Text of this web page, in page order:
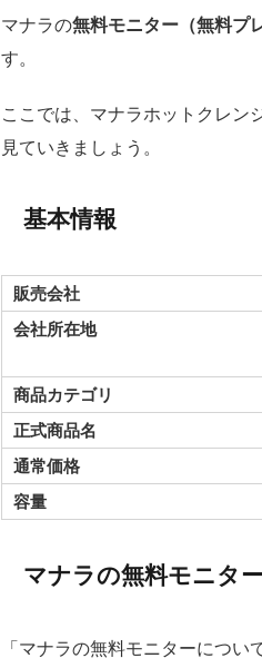
マナラの無料モニター（無料プ
す。
ここでは、マナラホットクレン
見ていきましょう。
基本情報
販売会社
会社所在地
商品カテゴリ
正式商品名
通常価格
容量
マナラの無料モニタ
「マナラの無料モニターについ